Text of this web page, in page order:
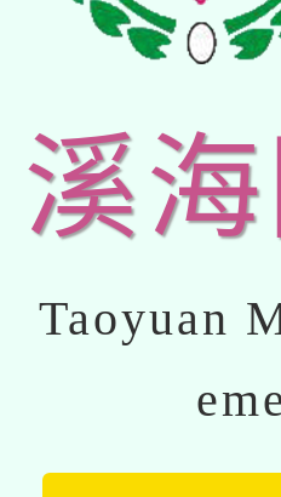
溪
Taoyuan